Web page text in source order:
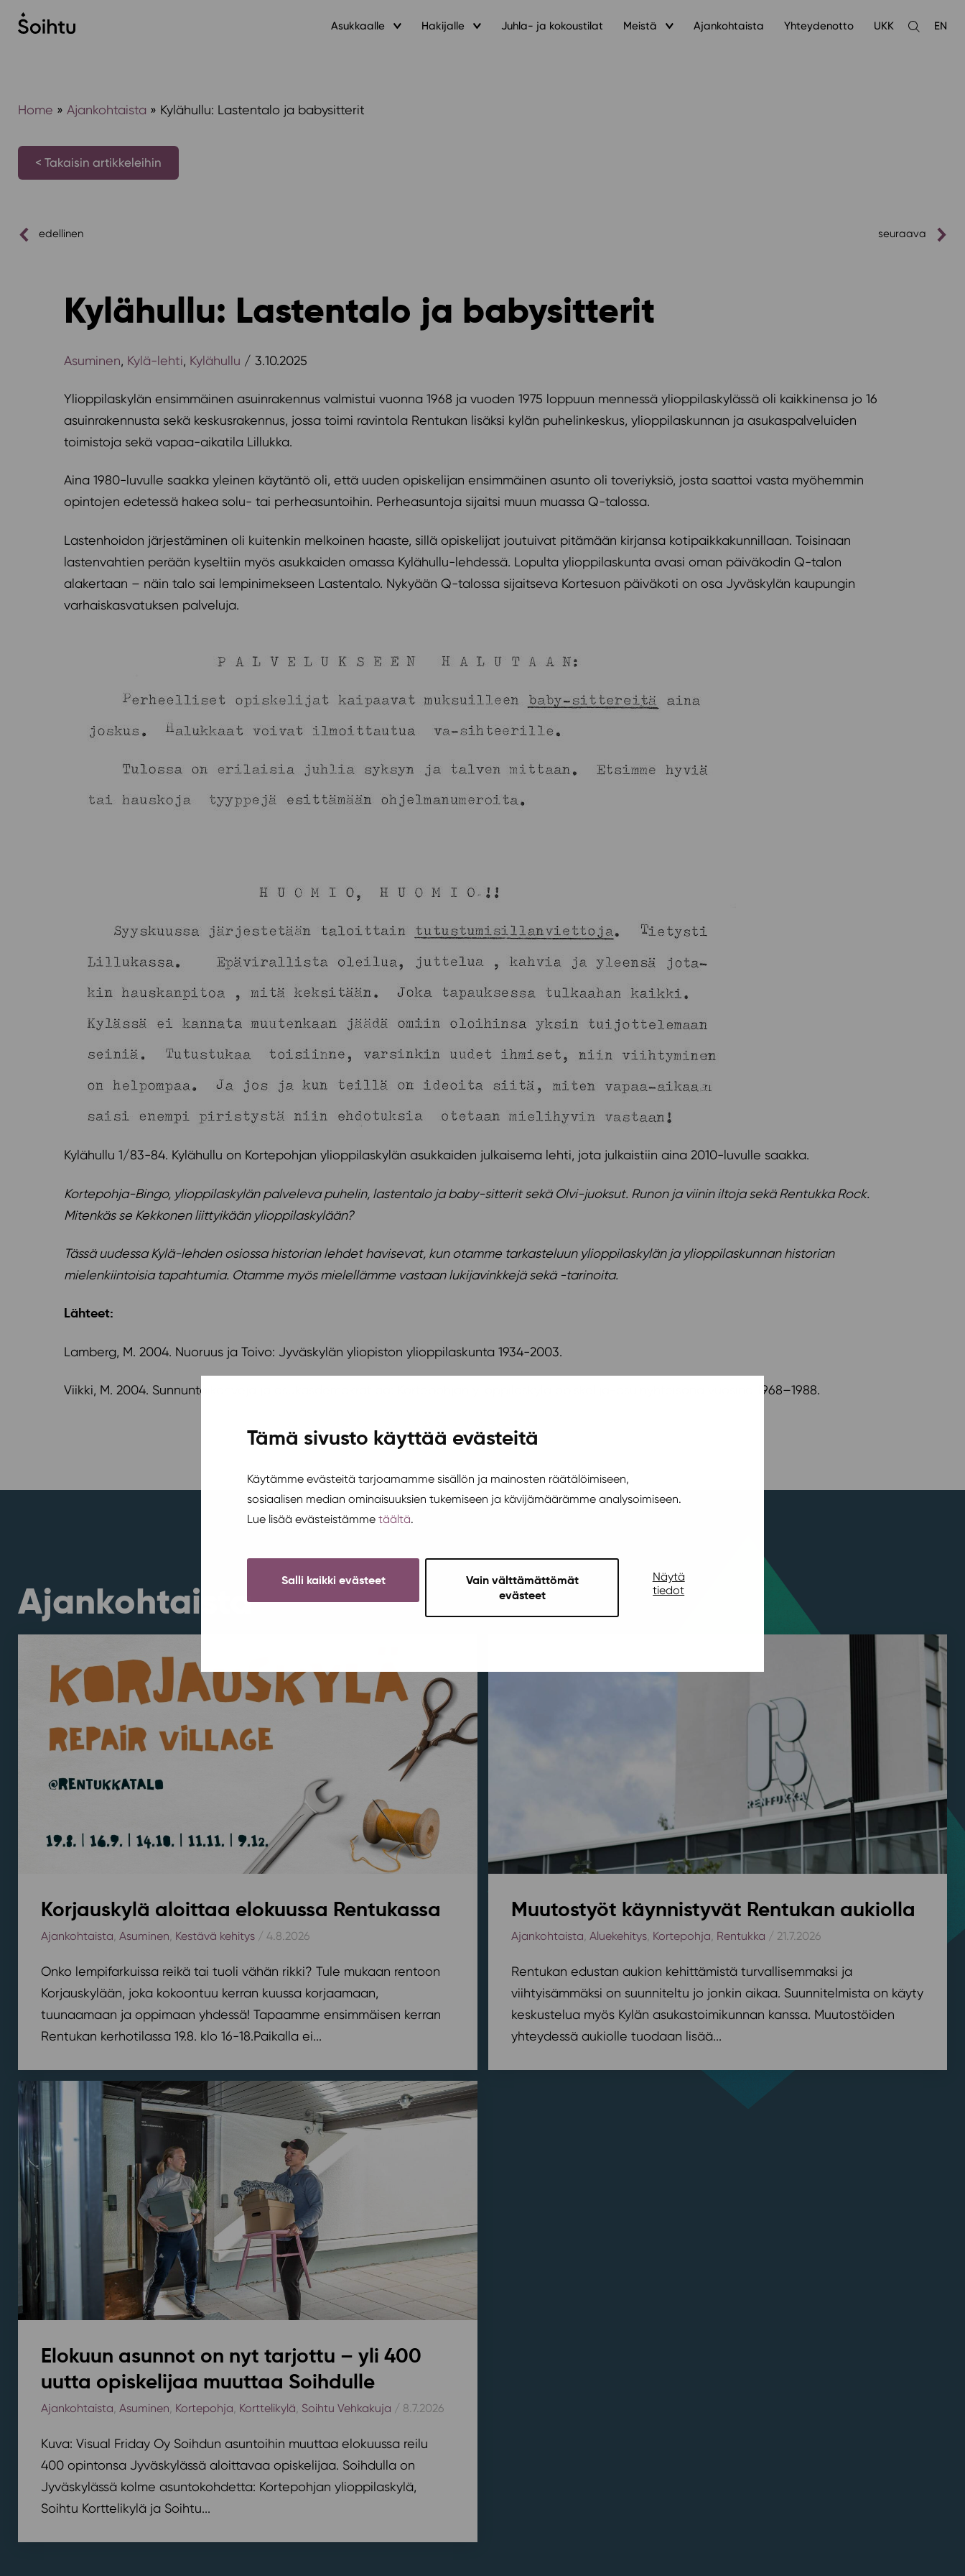
Tämä sivusto käyttää evästeitä
Käytämme evästeitä tarjoamamme sisällön ja mainosten räätälöimiseen,
sosiaalisen median ominaisuuksien tukemiseen ja kävijämäärämme analysoimiseen.
Lue lisää evästeistämme täältä.
Salli kaikki evästeet
Vain välttämättömät
evästeet
Näytä
tiedot
Siirry
sisältöön
Asukkaalle Hakijalle Juhla- ja kokoustilat Meistä Ajankohtaista Yhteydenotto UKK
Avaa
EN
Home » Ajankohtaista » Kylähullu: Lastentalo ja babysitterit
< Takaisin artikkeleihin
edellinen seuraava
Kylähullu: Lastentalo ja babysitterit
Asuminen, Kylä-lehti, Kylähullu / 3.10.2025
Ylioppilaskylän ensimmäinen asuinrakennus valmistui vuonna 1968 ja vuoden 1975 loppuun mennessä ylioppilaskylässä oli kaikkinensa jo 16
asuinrakennusta sekä keskusrakennus, jossa toimi ravintola Rentukan lisäksi kylän puhelinkeskus, ylioppilaskunnan ja asukaspalveluiden
toimistoja sekä vapaa-aikatila Lillukka.
Aina 1980-luvulle saakka yleinen käytäntö oli, että uuden opiskelijan ensimmäinen asunto oli toveriyksiö, josta saattoi vasta myöhemmin
opintojen edetessä hakea solu- tai perheasuntoihin. Perheasuntoja sijaitsi muun muassa Q-talossa.
Lastenhoidon järjestäminen oli kuitenkin melkoinen haaste, sillä opiskelijat joutuivat pitämään kirjansa kotipaikkakunnillaan. Toisinaan
lastenvahtien perään kyseltiin myös asukkaiden omassa Kylähullu-lehdessä. Lopulta ylioppilaskunta avasi oman päiväkodin Q-talon
alakertaan – näin talo sai lempinimekseen Lastentalo. Nykyään Q-talossa sijaitseva Kortesuon päiväkoti on osa Jyväskylän kaupungin
varhaiskasvatuksen palveluja.
Kylähullu 1/83-84. Kylähullu on Kortepohjan ylioppilaskylän asukkaiden julkaisema lehti, jota julkaistiin aina 2010-luvulle saakka.
Kortepohja-Bingo, ylioppilaskylän palveleva puhelin, lastentalo ja baby-sitterit sekä Olvi-juoksut. Runon ja viinin iltoja sekä Rentukka Rock.
Mitenkäs se Kekkonen liittyikään ylioppilaskylään?
Tässä uudessa Kylä-lehden osiossa historian lehdet havisevat, kun otamme tarkasteluun ylioppilaskylän ja ylioppilaskunnan historian
mielenkiintoisia tapahtumia. Otamme myös mielellämme vastaan lukijavinkkejä sekä -tarinoita.
Lähteet:
Lamberg, M. 2004. Nuoruus ja Toivo: Jyväskylän yliopiston ylioppilaskunta 1934-2003.
Viikki, M. 2004. Sunnuntaikahveja ja asukasdemokratiaa: Kortepohjan ylioppilaskylä opiskelija-asuinyhteisönä vuosina 1968–1988.
Ajankohtaista
Korjauskylä aloittaa elokuussa Rentukassa
Ajankohtaista Asuminen Kestävä kehitys/ 4.8.2026
Onko lempifarkuissa reikä tai tuoli vähän rikki? Tule mukaan rentoon
Korjauskylään, joka kokoontuu kerran kuussa korjaamaan,
tuunaamaan ja oppimaan yhdessä! Tapaamme ensimmäisen kerran
Rentukan kerhotilassa 19.8. klo 16-18.⁠⁠Paikalla ei...
Muutostyöt käynnistyvät Rentukan aukiolla
Ajankohtaista Aluekehitys, Kortepohja Rentukka / 21.7.2026
Rentukan edustan aukion kehittämistä turvallisemmaksi ja
viihtyisämmäksi on suunniteltu jo jonkin aikaa. Suunnitelmista on käyty
keskustelua myös Kylän asukastoimikunnan kanssa. Muutostöiden
yhteydessä aukiolle tuodaan lisää...
Elokuun asunnot on nyt tarjottu – yli 400
uutta opiskelijaa muuttaa Soihdulle
Ajankohtaista Asuminen Kortepohja Korttelikylä Soihtu Vehkakuja / 8.7.2026
Kuva: Visual Friday Oy Soihdun asuntoihin muuttaa elokuussa reilu
400 opintonsa Jyväskylässä aloittavaa opiskelijaa. Soihdulla on
Jyväskylässä kolme asuntokohdetta: Kortepohjan ylioppilaskylä,
Soihtu Korttelikylä ja Soihtu...